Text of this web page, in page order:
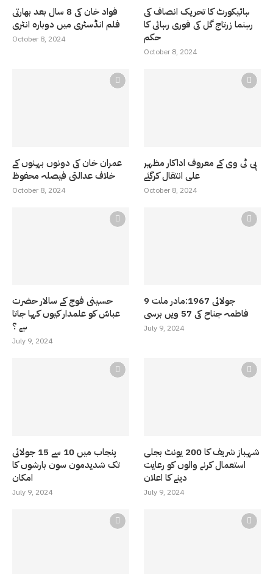
فواد خان کی 8 سال بعد بھارتی
فلم انڈسٹری میں دوبارہ انٹری
October 8, 2024
ہائیکورٹ کا تحریک انصاف کی
رہنما زرتاج گل کی فوری رہائی کا
حکم
October 8, 2024
عمران خان کی دونوں بہنوں کے
خلاف عدالتی فیصلہ محفوظ
October 8, 2024
پی ٹی وی کے معروف اداکار مظہر
علی انتقال کرگئے
October 8, 2024
حسینی فوج کے سالار حضرت
عباسّ کو علمدار کیوں کہا جاتا
ہے ؟
July 9, 2024
9 جولائی 1967:مادر ملت
فاطمہ جناح کی 57 ویں برسی
July 9, 2024
پنجاب میں 10 سے 15 جولائی
تک شدیدمون سون بارشوں کا
امکان
July 9, 2024
شہباز شریف کا 200 یونٹ بجلی
استعمال کرنے والوں کو رعایت
دینے کا اعلان
July 9, 2024